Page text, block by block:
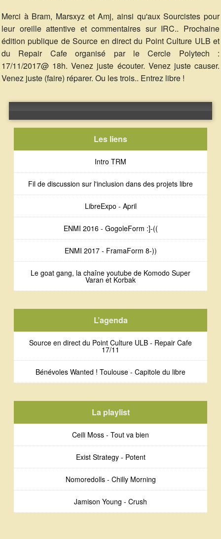
Merci à Bram, Marsxyz et Amj, ainsi qu'aux Sourcistes pour
leur oreille attentive et commentaires sur IRC.. Prochaine
édition publique de Source en direct du Point Culture ULB et
du Repair Cafe organisé par le Cercle Polytech :
17/11/2017@ 18h. Venez juste écouter. Venez juste causer.
Venez juste (faire) réparer. Ou les trois.. Entrez libre !
Les liens
Intro TRM
Fil de discussion sur l'inclusion dans des projets libre
LibreExpo - April
ENMI 2016 - GogoleForm :]-((
ENMI 2017 - FramaForm 8-))
Le goat gang, la chaîne youtube de Komodo Super
Varan et Korbak
L’agenda
Source en direct du Point Culture ULB - Repair Cafe
17/11
Bénévoles Wanted ! Toulouse - Capitole du libre
La playlist
Ceili Moss - Tout va bien
Exist Strategy - Potent
Nomoredolls - Chilly Morning
Jamison Young - Crush